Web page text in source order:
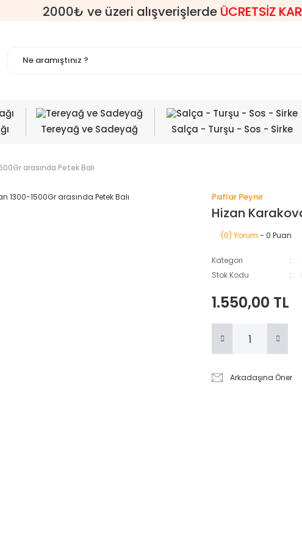
2000₺ ve üzeri alışverişlerde ÜCRETSİZ
Tereyağ ve Sadeyağ Salça - Turşu - Sos - Sirke
arasında Petek Balı
Paflar Peynir
Hizan
(0) Yorum - 0 Puan
Kategori
Stok Kodu
1.550,00 TL
Arkadaşına Öner